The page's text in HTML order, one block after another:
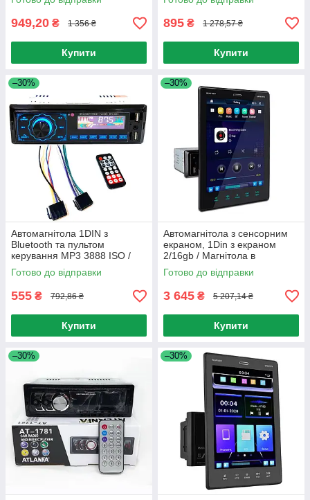
949,20 ₴ 1 356 ₴
Купити
895 ₴ 1 278,57 ₴
Купити
–30%
Автомагнітола 1DIN з
Bluetooth та пультом
керування MP3 3888 ISO /
Магнітола в машину
Готово до відправки
555 ₴ 792,86 ₴
Купити
–30%
Автомагнітола з сенсорним
екраном, 1Din з екраном
2/16gb / Магнітола в
автомобіль
Готово до відправки
3 645 ₴ 5 207,14 ₴
Купити
–30% –30%